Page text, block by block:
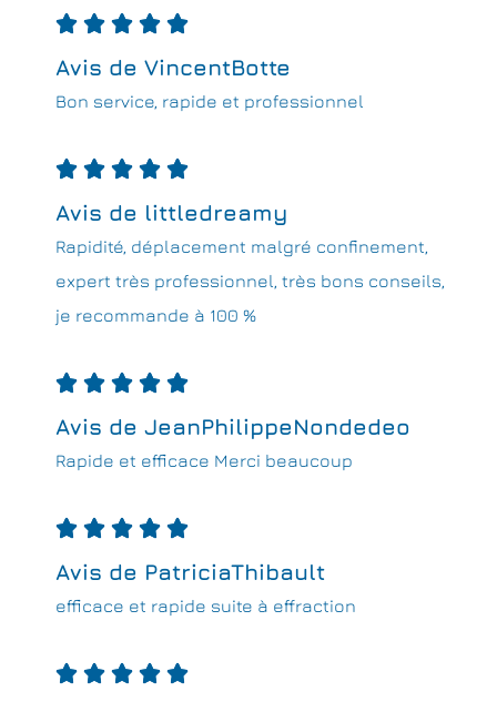
    
Avis de VincentBotte
Bon service, rapide et professionnel
    
Avis de littledreamy
Rapidité, déplacement malgré confinement,
expert très professionnel, très bons conseils,
je recommande à 100 %
    
Avis de JeanPhilippeNondedeo
Rapide et efficace Merci beaucoup
    
Avis de PatriciaThibault
efficace et rapide suite à effraction
    